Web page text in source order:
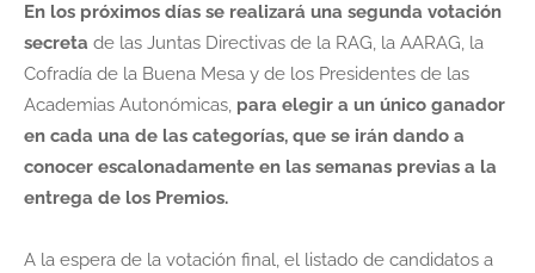
En los próximos días se realizará una segunda votación
secreta de las Juntas Directivas de la RAG, la AARAG, la
Cofradía de la Buena Mesa y de los Presidentes de las
Academias Autonómicas, para elegir a un único ganador
en cada una de las categorías, que se irán dando a
conocer escalonadamente en las semanas previas a la
entrega de los Premios.
A la espera de la votación final, el listado de candidatos a